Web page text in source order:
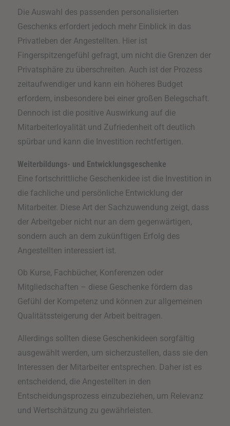
Die Auswahl des passenden personalisierten
Geschenks erfordert jedoch mehr Einblick in das
Privatleben der Angestellten. Hier ist
Fingerspitzengefühl gefragt, um nicht die Grenzen der
Privatsphäre zu überschreiten. Auch ist der Prozess
zeitaufwendiger und kann ein höheres Budget
erfordern, insbesondere bei einer großen Belegschaft.
Dennoch ist die positive Auswirkung auf die
Mitarbeiterloyalität und Zufriedenheit oft deutlich
spürbar und kann die Investition rechtfertigen.
Weiterbildungs- und Entwicklungsgeschenke
Eine fortschrittliche Geschenkidee ist die Investition in
die fachliche und persönliche Entwicklung der
Mitarbeiter. Diese Art der Sachzuwendung zeigt, dass
der Arbeitgeber nicht nur an dem gegenwärtigen,
sondern auch an dem zukünftigen Erfolg des
Angestellten interessiert ist.
Ob Kurse, Fachbücher, Konferenzen oder
Mitgliedschaften – diese Geschenke fördern das
Gefühl der Kompetenz und können zur allgemeinen
Qualitätssteigerung der Arbeit beitragen.
Allerdings sollten diese Geschenkideen sorgfältig
ausgewählt werden, um sicherzustellen, dass sie den
Interessen der Mitarbeiter entsprechen. Daher ist es
entscheidend, die Angestellten in den
Entscheidungsprozess einzubeziehen, um Relevanz
und Wertschätzung zu gewährleisten.